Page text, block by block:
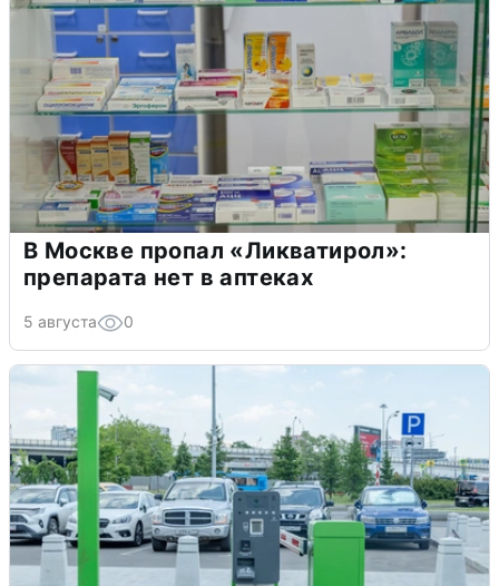
В Москве пропал «Ликватирол»:
препарата нет в аптеках
5 августа 0